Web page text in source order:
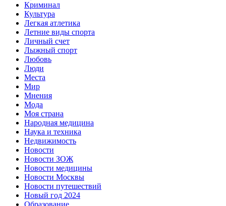
Криминал
Культура
Легкая атлетика
Летние виды спорта
Личный счет
Лыжный спорт
Любовь
Люди
Места
Мир
Мнения
Мода
Моя страна
Народная медицина
Наука и техника
Недвижимость
Новости
Новости ЗОЖ
Новости медицины
Новости Москвы
Новости путешествий
Новый год 2024
Образование